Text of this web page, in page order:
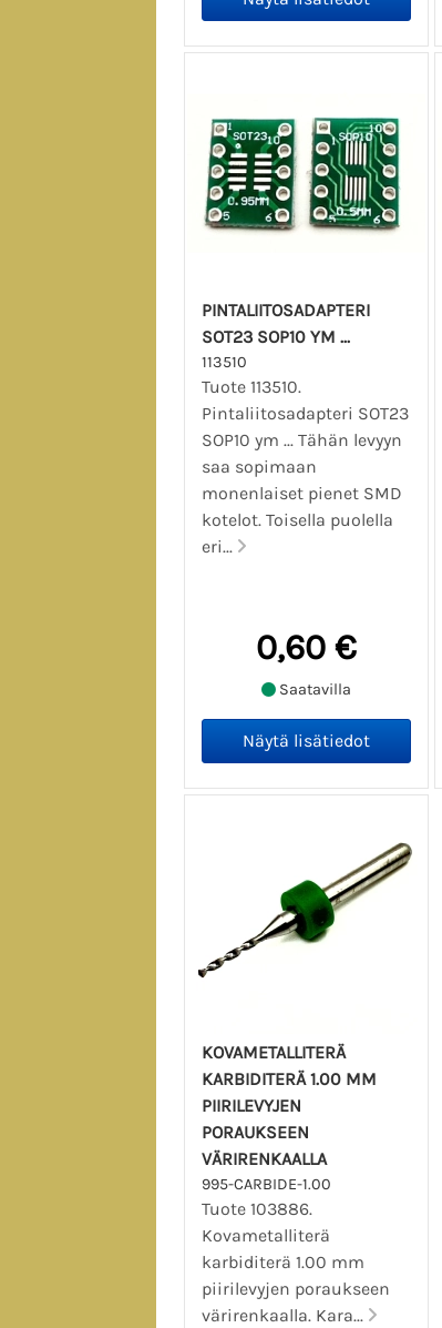
PINTALIITOSADAPTERI
SOT23 SOP10 YM ...
113510
Tuote 113510.
Pintaliitosadapteri SOT23
SOP10 ym ... Tähän levyyn
saa sopimaan
monenlaiset pienet SMD
kotelot. Toisella puolella
eri...
0,60 €
Saatavilla
KOVAMETALLITERÄ
KARBIDITERÄ 1.00 MM
PIIRILEVYJEN
PORAUKSEEN
VÄRIRENKAALLA
995-CARBIDE-1.00
Tuote 103886.
Kovametalliterä
karbiditerä 1.00 mm
piirilevyjen poraukseen
värirenkaalla. Kara...